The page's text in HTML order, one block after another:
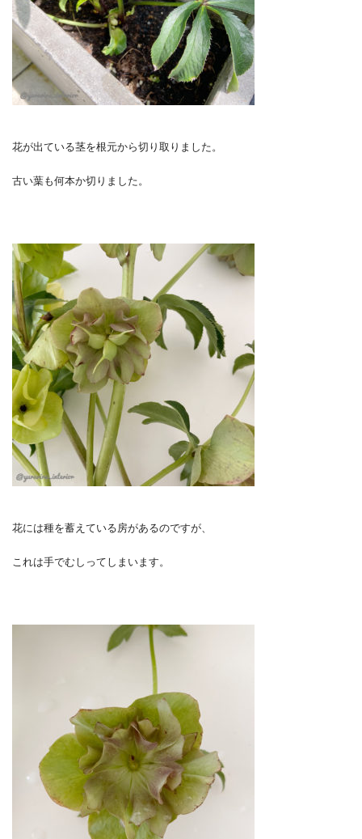
花が出ている茎を根元から切り取りました。
古い葉も何本か切りました。
花には種を蓄えている房があるのですが、
これは手でむしってしまいます。